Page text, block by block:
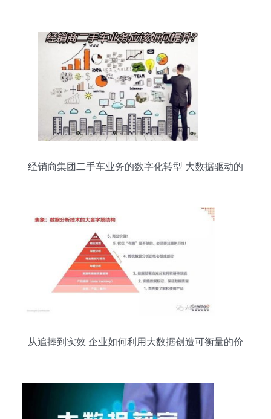
经销商集团二手车业务的数字化转型 大数据驱动的
从追捧到实效 企业如何利用大数据创造可衡量的价